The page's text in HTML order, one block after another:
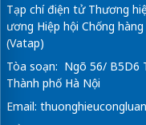
Tạp chí điện tử Thương
ương Hiệp hội Chống
(Vatap)
Tòa soạn: Ngõ 56/ B5D6
Thành phố Hà Nội
Email: